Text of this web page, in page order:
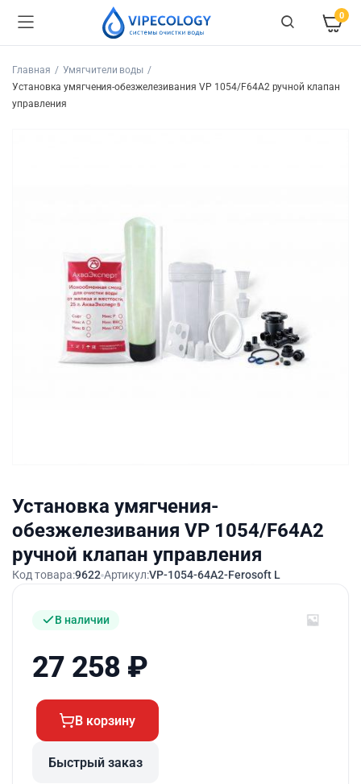
0
Главная
Умягчители воды
Установка умягчения-обезжелезивания VP 1054/F64A2 ручной клапан
управления
Установка умягчения-
обезжелезивания VP 1054/F64A2
ручной клапан управления
Код товара:9622 Артикул:VP-1054-64A2-Ferosoft L
В наличии
27 258 ₽
В корзину
Быстрый заказ